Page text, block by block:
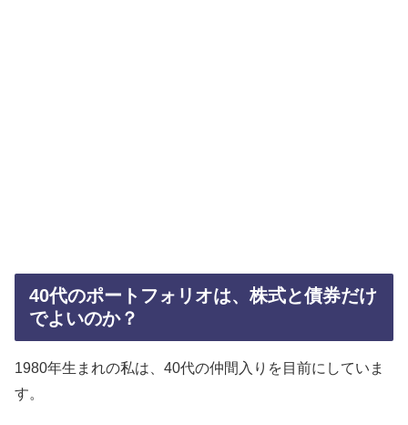
40代のポートフォリオは、株式と債券だけ
でよいのか？
1980年生まれの私は、40代の仲間入りを目前にしていま
す。